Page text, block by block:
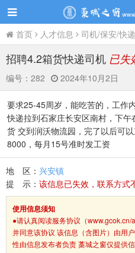
首页 人才信息 司机/保安/快
招聘4.2箱货快递司机 已失
编号： 282 2024年10月2日
要求25-45周岁，能吃苦的，工作
快递拉到石家庄长安区南村，下
货 交到润沃物流园，完了以后可
8000，每月15号准时发工资
地 区： 兴安镇
提 示： 该信息已失效，联系方式
使用信息须知
●请认真阅读服务协议（
并同意该协议 该信息（含图片）由用
性由信息发布者负责 藁城之窗仅提供